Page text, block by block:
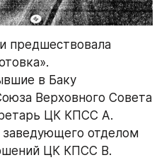
предшествовала
в Баку
Верховного Совета
ЦК КПСС А.
заведующего отделом
ЦК КПСС В.